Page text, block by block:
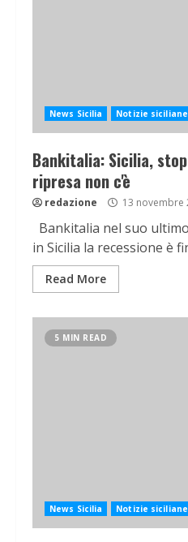
News Sicilia Notizie siciliane
Bankitalia: Sicilia,
ripresa non c'è
redazione 13 novembre
Bankitalia nel suo
in Sicilia la recessione è
Read More
5 MIN READ
News Sicilia Notizie siciliane